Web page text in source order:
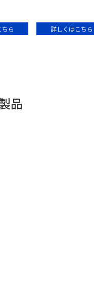
ら 詳しくはこちら
品